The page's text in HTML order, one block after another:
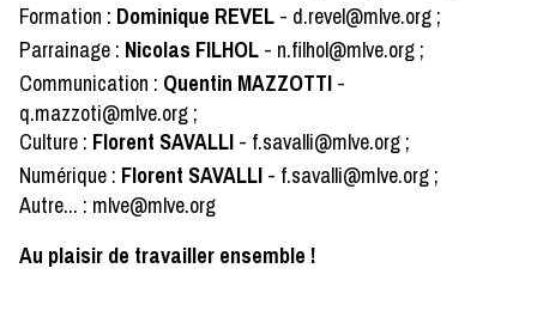
Formation : Dominique REVEL - d.revel@mlve.org ;
Parrainage : Nicolas FILHOL - n.filhol@mlve.org ;
Communication : Quentin MAZZOTTI -
q.mazzoti@mlve.org ;
Culture : Florent SAVALLI - f.savalli@mlve.org ;
Numérique : Florent SAVALLI - f.savalli@mlve.org ;
Autre... : mlve@mlve.org
Au plaisir de travailler ensemble !